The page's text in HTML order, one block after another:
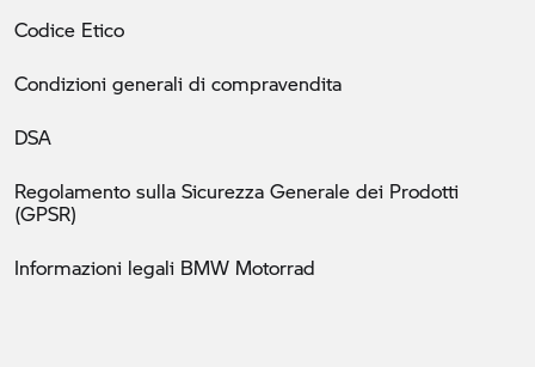
Codice Etico
Condizioni generali di compravendita
DSA
Regolamento sulla Sicurezza Generale dei Prodotti
(GPSR)
Informazioni legali BMW Motorrad